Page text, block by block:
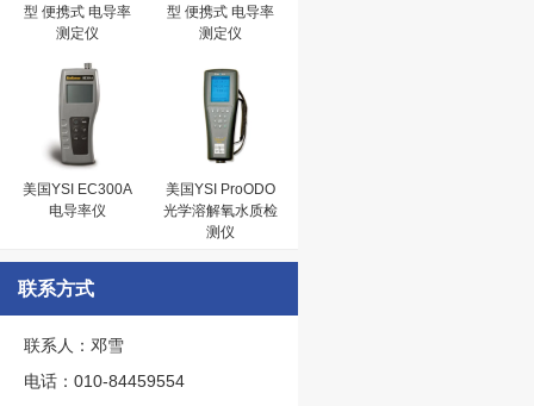
型 便携式 电导率
测定仪
型 便携式 电导率
测定仪
美国YSI EC300A
电导率仪
美国YSI ProODO
光学溶解氧水质检
测仪
联系方式
联系人：邓雪
电话：010-84459554